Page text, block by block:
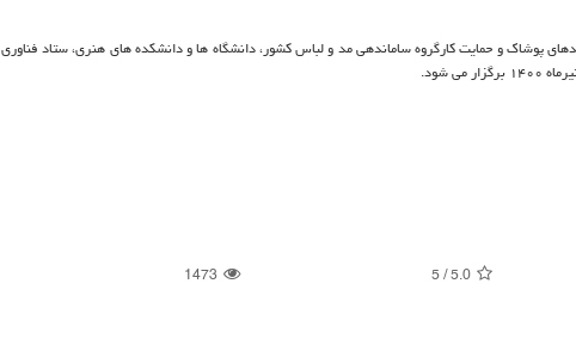
پوشاک و حمایت کارگروه ساماندهی مد و لباس کشور، دانشگاه ها و دانشکده های هنری، ستاد فناوری
شود.
5.0
/
5
1473